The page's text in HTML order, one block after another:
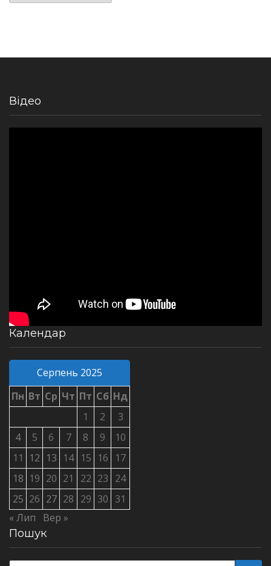
Відео
Календар
Серпень 2025
Пн Вт Ср Чт Пт Сб Нд
1
2
3
4
5 6 7 8 9
10
11
12 13 14 15 16
17
18 19 20 21 22 23 24
25 26 27 28 29 30 31
« Лип
Вер »
Пошук